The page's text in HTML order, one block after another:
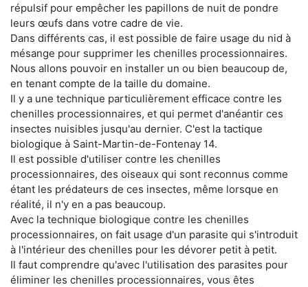
répulsif pour empêcher les papillons de nuit de pondre
leurs œufs dans votre cadre de vie.
Dans différents cas, il est possible de faire usage du nid à
mésange pour supprimer les chenilles processionnaires.
Nous allons pouvoir en installer un ou bien beaucoup de,
en tenant compte de la taille du domaine.
Il y a une technique particulièrement efficace contre les
chenilles processionnaires, et qui permet d'anéantir ces
insectes nuisibles jusqu'au dernier. C'est la tactique
biologique à Saint-Martin-de-Fontenay 14.
Il est possible d'utiliser contre les chenilles
processionnaires, des oiseaux qui sont reconnus comme
étant les prédateurs de ces insectes, même lorsque en
réalité, il n'y en a pas beaucoup.
Avec la technique biologique contre les chenilles
processionnaires, on fait usage d'un parasite qui s'introduit
à l'intérieur des chenilles pour les dévorer petit à petit.
Il faut comprendre qu'avec l'utilisation des parasites pour
éliminer les chenilles processionnaires, vous êtes